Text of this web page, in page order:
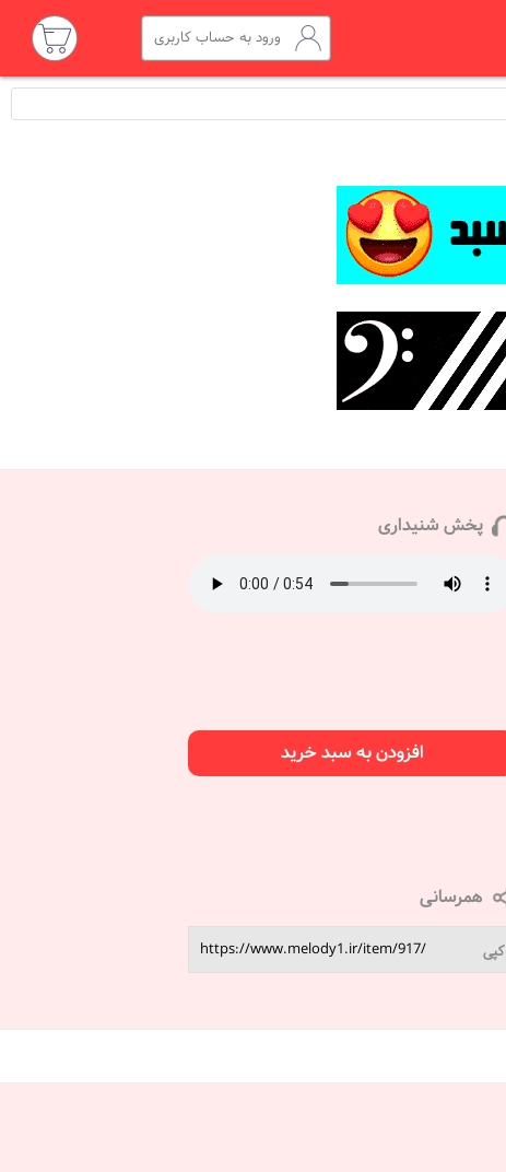
ورود به حساب کاربری
پخش شنیداری
افزودن به سبد خرید
همرسانی
کپی